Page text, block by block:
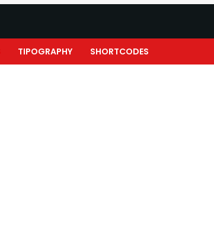
TIPOGRAPHY SHORTCODES